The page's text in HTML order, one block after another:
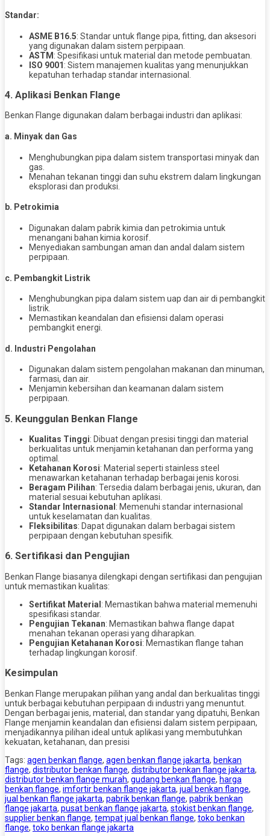
Standar:
ASME B16.5: Standar untuk flange pipa, fitting, dan aksesori
yang digunakan dalam sistem perpipaan.
ASTM : Spesifikasi untuk material dan metode pembuatan.
ISO 9001 : Sistem manajemen kualitas yang menunjukkan
kepatuhan terhadap standar internasional.
4. Aplikasi Benkan Flange
Benkan Flange digunakan dalam berbagai industri dan aplikasi:
a. Minyak dan Gas
Menghubungkan pipa dalam sistem transportasi minyak dan
gas.
Menahan tekanan tinggi dan suhu ekstrem dalam lingkungan
eksplorasi dan produksi.
b. Petrokimia
Digunakan dalam pabrik kimia dan petrokimia untuk
menangani bahan kimia korosif.
Menyediakan sambungan aman dan andal dalam sistem
perpipaan.
c. Pembangkit Listrik
Menghubungkan pipa dalam sistem uap dan air di pembangkit
listrik.
Memastikan keandalan dan efisiensi dalam operasi
pembangkit energi.
d. Industri Pengolahan
Digunakan dalam sistem pengolahan makanan dan minuman,
farmasi, dan air.
Menjamin kebersihan dan keamanan dalam sistem
perpipaan.
5. Keunggulan Benkan Flange
Kualitas Tinggi: Dibuat dengan presisi tinggi dan material
berkualitas untuk menjamin ketahanan dan performa yang
optimal.
Ketahanan Korosi: Material seperti stainless steel
menawarkan ketahanan terhadap berbagai jenis korosi.
Beragam Pilihan: Tersedia dalam berbagai jenis, ukuran, dan
material sesuai kebutuhan aplikasi.
Standar Internasional : Memenuhi standar internasional
untuk keselamatan dan kualitas.
Fleksibilitas: Dapat digunakan dalam berbagai sistem
perpipaan dengan kebutuhan spesifik.
6. Sertifikasi dan Pengujian
Benkan Flange biasanya dilengkapi dengan sertifikasi dan pengujian
untuk memastikan kualitas:
Sertifikat Material : Memastikan bahwa material memenuhi
spesifikasi standar.
Pengujian Tekanan: Memastikan bahwa flange dapat
menahan tekanan operasi yang diharapkan.
Pengujian Ketahanan Korosi: Memastikan flange tahan
terhadap lingkungan korosif.
Kesimpulan
Benkan Flange merupakan pilihan yang andal dan berkualitas tinggi
untuk berbagai kebutuhan perpipaan di industri yang menuntut.
Dengan berbagai jenis, material, dan standar yang dipatuhi, Benkan
Flange menjamin keandalan dan efisiensi dalam sistem perpipaan,
menjadikannya pilihan ideal untuk aplikasi yang membutuhkan
kekuatan, ketahanan, dan presisi
Tags: agen benkan flange, agen benkan flange jakarta, benkan
flange, distributor benkan flange, distributor benkan flange jakarta,
distributor benkan flange murah, gudang benkan flange, harga
benkan flange, imfortir benkan flange jakarta, jual benkan flange,
jual benkan flange jakarta, pabrik benkan flange, pabrik benkan
flange jakarta, pusat benkan flange jakarta, stokist benkan flange,
supplier benkan flange, tempat jual benkan flange, toko benkan
flange, toko benkan flange jakarta